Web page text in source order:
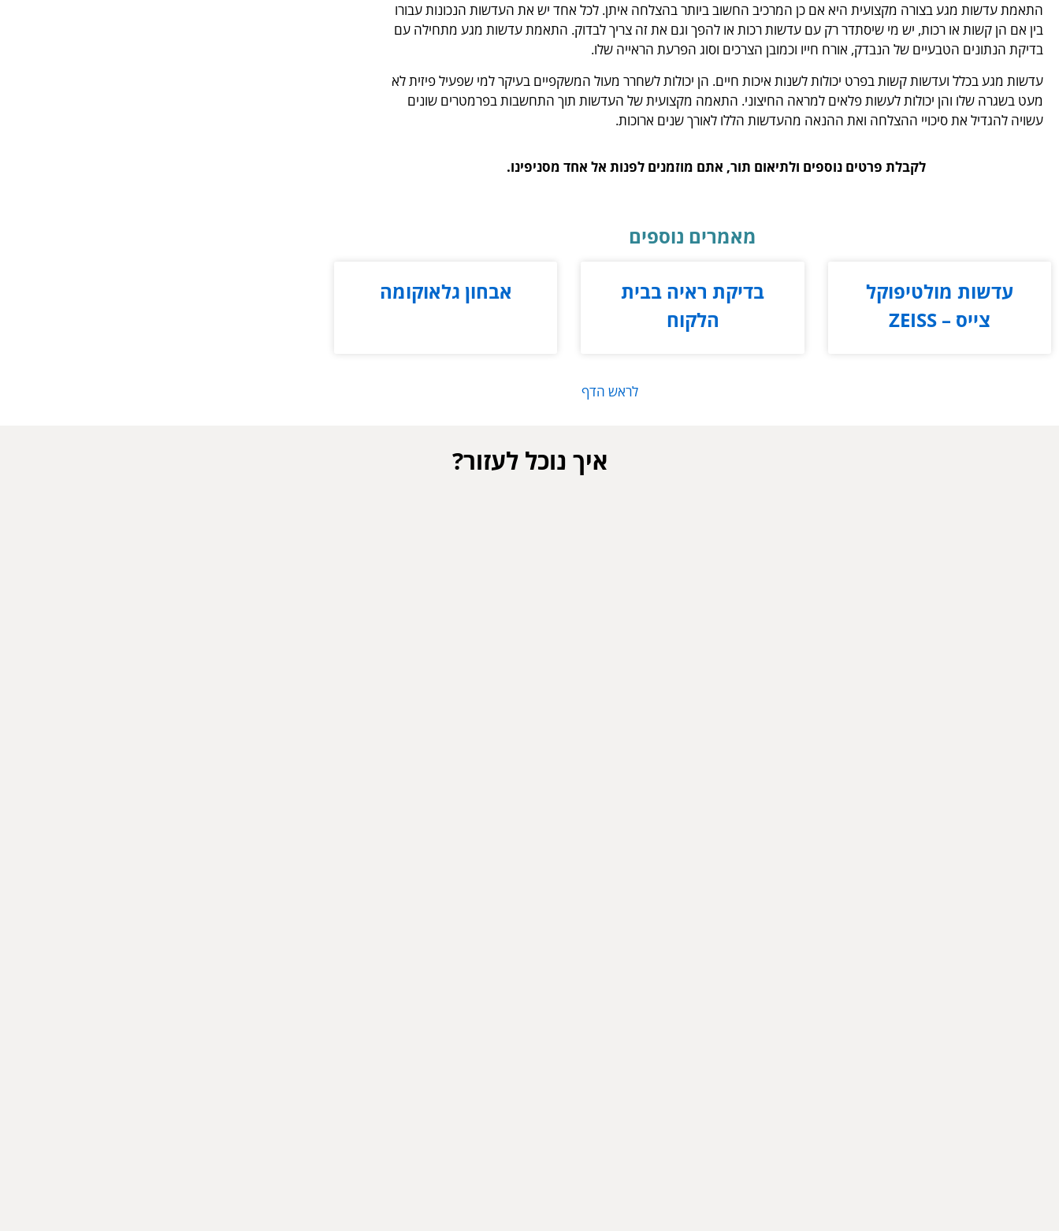
התאמת עדשות מגע בצורה מקצועית היא אם כן המרכיב החשוב ביותר בהצלחה איתן. לכל אחד יש את העדשות הנכונות עבורו
בין אם הן קשות או רכות, יש מי שיסתדר רק עם עדשות רכות או להפך וגם את זה צריך לבדוק. התאמת עדשות מגע מתחילה עם
בדיקת הנתונים הטבעיים של הנבדק, אורח חייו וכמובן הצרכים וסוג הפרעת הראייה שלו.
עדשות מגע בכלל ועדשות קשות בפרט יכולות לשנות איכות חיים. הן יכולות לשחרר מעול המשקפיים בעיקר למי שפעיל פיזית לא
מעט בשגרה שלו והן יכולות לעשות פלאים למראה החיצוני. התאמה מקצועית של העדשות תוך התחשבות בפרמטרים שונים
עשויה להגדיל את סיכויי ההצלחה ואת ההנאה מהעדשות הללו לאורך שנים ארוכות.
לקבלת פרטים נוספים ולתיאום תור, אתם מוזמנים לפנות אל אחד מסניפינו.
מאמרים נוספים
עדשות מולטיפוקל
צייס – ZEISS
בדיקת ראיה בבית
הלקוח
אבחון גלאוקומה
לראש הדף
איך נוכל לעזור?